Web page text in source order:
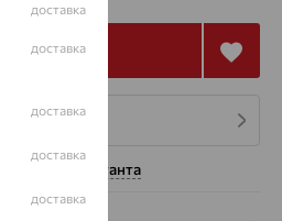
2 087₽
консультанта
доставка
доставка
доставка
доставка
доставка